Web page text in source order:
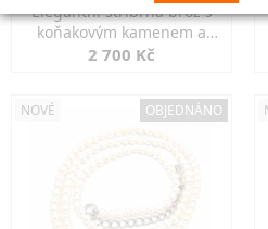
Elegantní stříbrná brož s
koňakovým kamenem a
markazity
2 700 Kč
NOVÉ OBJEDNÁNO